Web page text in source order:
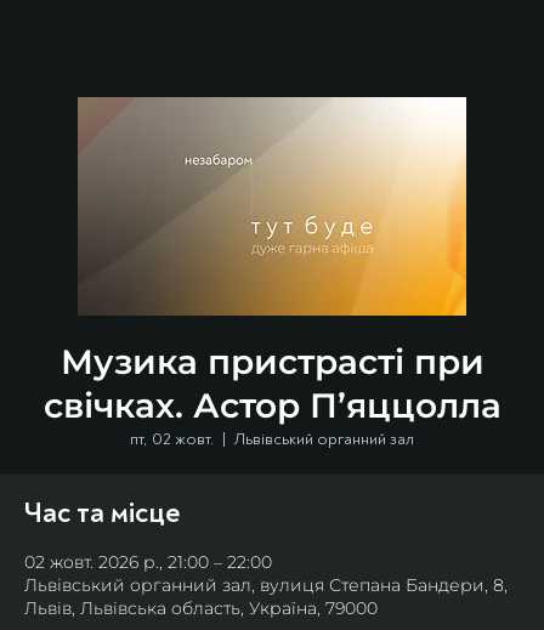
Музика пристрасті при
свічках. Астор П’яццолла
пт, 02 жовт.
  |
Львівський органний зал
Час та місце
02 жовт. 2026 р., 21:00 – 22:00
Львівський органний зал, вулиця Степана Бандери, 8,
Львів, Львівська область, Україна, 79000